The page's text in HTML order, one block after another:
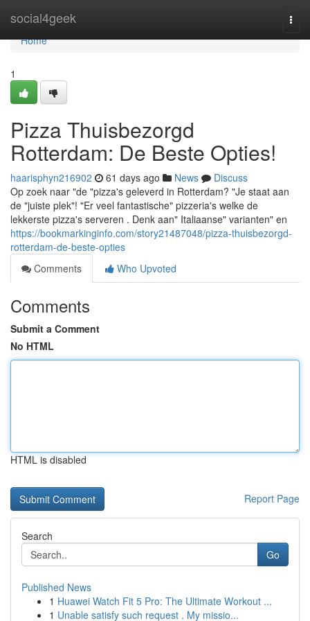
social4geek
Home
Home
1
Pizza Thuisbezorgd
Rotterdam: De Beste Opties!
haarisphyn216902 61 days ago News
Discuss
Op zoek naar "de "pizza's geleverd in Rotterdam? "Je staat aan
de "juiste plek"! "Er veel fantastische" pizzeria's welke de
lekkerste pizza's serveren . Denk aan" Italiaanse" varianten" en
https://bookmarkinginfo.com/story21487048/pizza-thuisbezorgd-
rotterdam-de-beste-opties
Comments
Who Upvoted
Comments
Submit a Comment
No HTML
HTML is disabled
Report Page
Search
Go
Published News
1 Huawei Watch Fit 5 Pro: The Ultimate Workout ...
1 Unable satisfy such request . My missio...